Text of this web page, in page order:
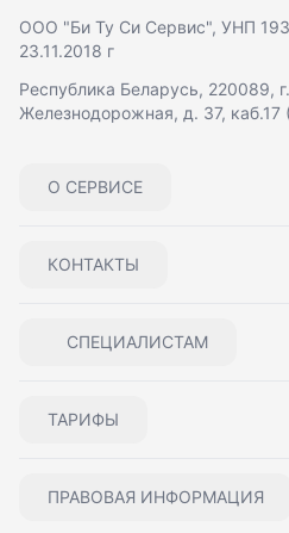
О СЕРВИСЕ
КОНТАКТЫ
СПЕЦИАЛИСТАМ
ТАРИФЫ
ПРАВОВАЯ ИНФОРМАЦИЯ
ООО "Би Ту Си Сервис", УНП
23.11.2018 г
Республика Беларусь, 220089,
Железнодорожная, д. 37, каб.17